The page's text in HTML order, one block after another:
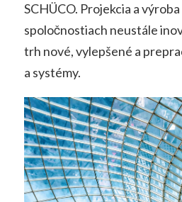
SCHÜCO. Projekcia a
spoločnostiach neustále
trh nové, vylepšené a
a systémy.